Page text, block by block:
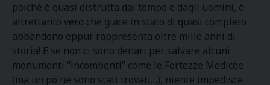
poichè è quasi distrutta dal tempo e dagli uomini, è
altrettanto vero che giace in stato di quasi completo
abbandono eppur rappresenta oltre mille anni di
storia! E se non ci sono denari per salvare alcuni
monumenti “incombenti” come le Fortezze Medicee
(ma un pò ne sono stati trovati…), niente impedisce